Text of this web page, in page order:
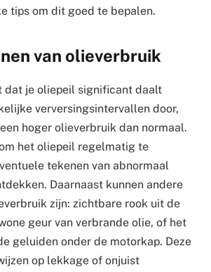
tips om dit goed te bepalen.
van olieverbruik
dat je oliepeil significant daalt
verversingsintervallen door,
hoger olieverbruik dan normaal.
het oliepeil regelmatig te
tekenen van abnormaal
Daarnaast kunnen andere
zijn: zichtbare rook uit de
geur van verbrande olie, of het
geluiden onder de motorkap. Deze
op lekkage of onjuist